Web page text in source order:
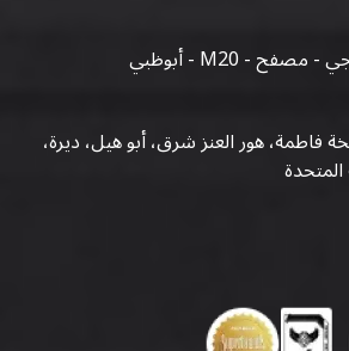
الشيخة فاطمة، هور العنز شرق، أبو هيل، ديرة،